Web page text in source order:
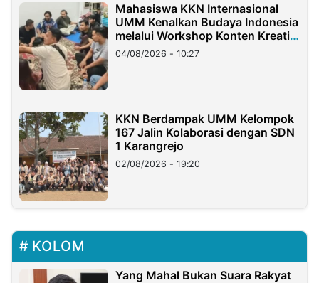
Mahasiswa KKN Internasional
UMM Kenalkan Budaya Indonesia
melalui Workshop Konten Kreatif
di Taiwan
04/08/2026 - 10:27
KKN Berdampak UMM Kelompok
167 Jalin Kolaborasi dengan SDN
1 Karangrejo
02/08/2026 - 19:20
KOLOM
Yang Mahal Bukan Suara Rakyat